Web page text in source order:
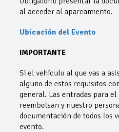
al acceder al aparcamiento.
Ubicación del Evento
IMPORTANTE
Si el vehículo al que vas a
alguno de estos requisitos
general. Las entradas para
reembolsan y nuestro
documentación de todos los
evento.